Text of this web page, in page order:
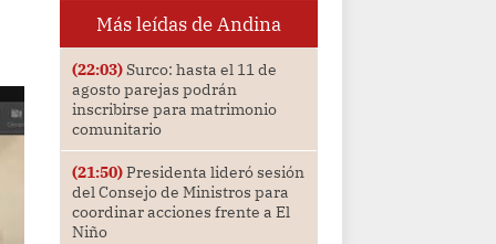
Más leídas de Andina
(22:03)Surco: hasta el 11 de
agosto parejas podrán
inscribirse para matrimonio
comunitario
(21:50)Presidenta lideró sesión
del Consejo de Ministros para
coordinar acciones frente a El
Niño